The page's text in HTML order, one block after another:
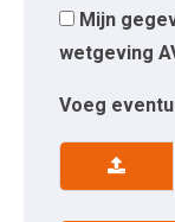
Mijn
wetgeving
Voeg